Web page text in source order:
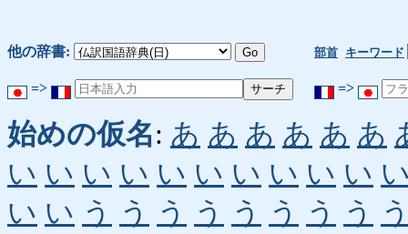
他の辞書: 部首 キーワード
=> =>
始めの仮名: あ あ あ あ あ あ
い い い い い い い い い い
い い う う う う う う う う